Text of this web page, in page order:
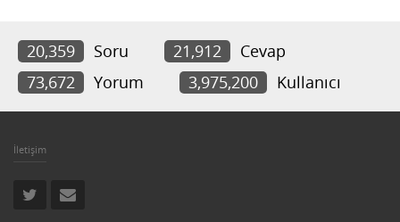
20,359 Soru 21,912
Cevap
73,672
Yorum 3,975,200 Kullanıcı
İletişim